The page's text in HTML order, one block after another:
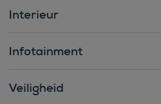
Interieur
Infotainment
Veiligheid